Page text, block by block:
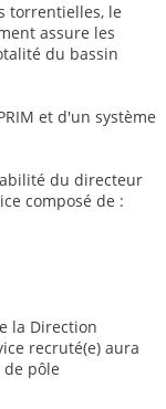
torrentielles, le
assure les
du bassin
et d'un système
du directeur
composé de :
la Direction
recruté(e) aura
pôle